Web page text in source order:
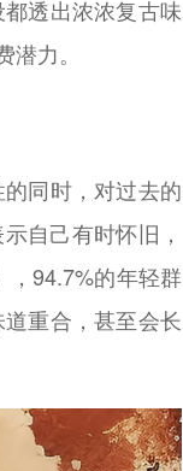
透出浓浓复古味
力。
同时，对过去的
自己有时怀旧，
，94.7%的年轻群
重合，甚至会长